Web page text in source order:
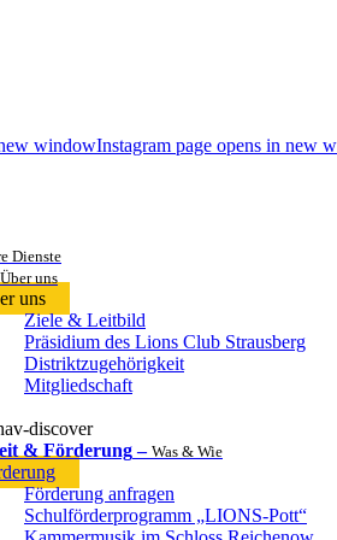
windowInstagram page opens in new
Dienste
Über uns
uns
Ziele & Leitbild
Präsidium des Lions Club Strausberg
Distriktzugehörigkeit
Mitgliedschaft
& Förderung– Was & Wie
Förderung anfragen
Schulförderprogramm „LIONS-Pott“